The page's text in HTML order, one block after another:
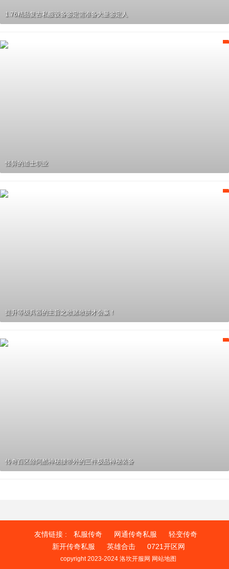
1.76精品复古私服设备鉴定需准备大量鉴定人
怪异的道士职业
提升等级兵器的主旨之敢赌敢拼才会赢！
传奇百区除阿酷神秘腰带外的三件极品神秘装备
友情链接 : 私服传奇 网通传奇私服
轻变传奇
新开传奇私服
英雄合击 0721开区网
copyright 2023-2024 洛坎开服网 网站地图